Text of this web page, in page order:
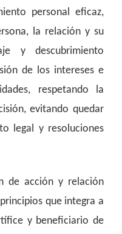
personal eficaz,
la relación y su
y descubrimiento
de los intereses e
respetando la
evitando quedar
legal y resoluciones
de acción y relación
que integra a
y beneficiario de